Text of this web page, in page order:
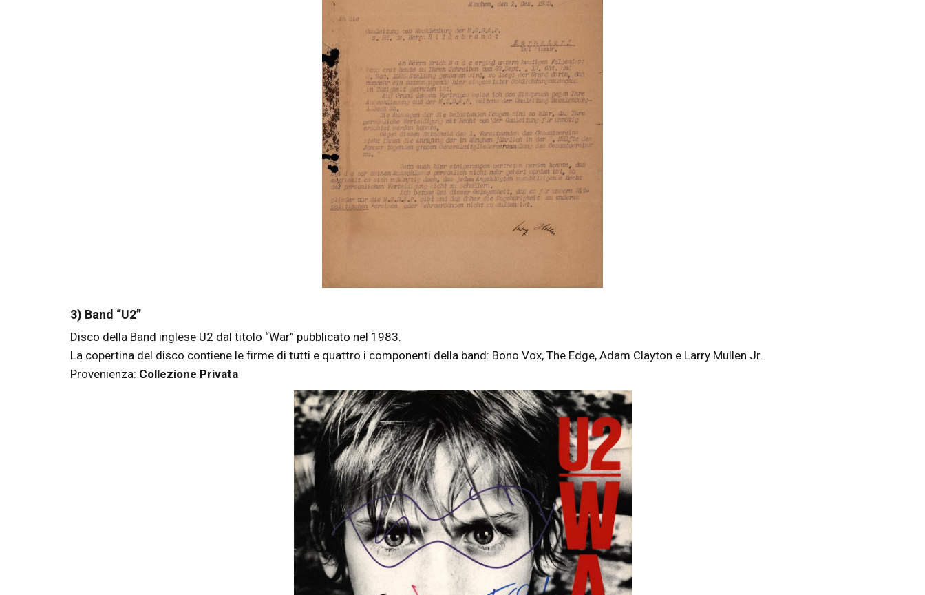
3) Band “U2”
Disco della Band inglese U2 dal titolo “War” pubblicato nel 1983.
La copertina del disco contiene le firme di tutti e quattro i componenti della band: Bono Vox, The Edge, Adam Clayton e Larry Mullen Jr.
Provenienza: Collezione Privata